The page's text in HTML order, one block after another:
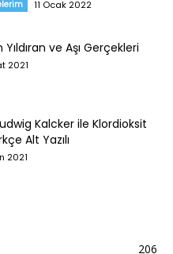
11 Ocak 2022
ve Aşı Gerçekleri
2021
Kalcker ile Klordioksit
Alt Yazılı
2021
206